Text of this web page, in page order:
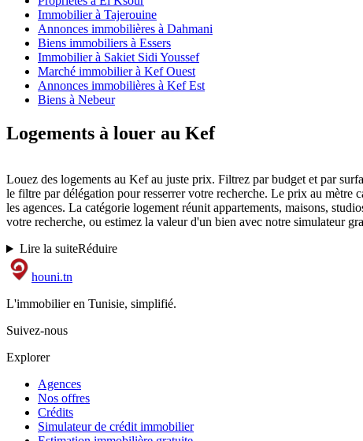
Immobilier à Tajerouine
Annonces immobilières à Dahmani
Biens immobiliers à Essers
Immobilier à Sakiet Sidi Youssef
Marché immobilier à Kef Ouest
Annonces immobilières à Kef Est
Biens à Nebeur
Logements à louer au Kef
Louez des logements au Kef au juste prix. Filtrez par budget et par
le filtre par délégation pour resserrer votre recherche. Le prix au mètre
les agences. La catégorie logement réunit appartements, maisons,
votre recherche, ou estimez la valeur d'un bien avec notre simulateur
Lire la suiteRéduire
houni.tn
L'immobilier en Tunisie, simplifié.
Suivez-nous
Explorer
Agences
Nos offres
Crédits
Simulateur de crédit immobilier